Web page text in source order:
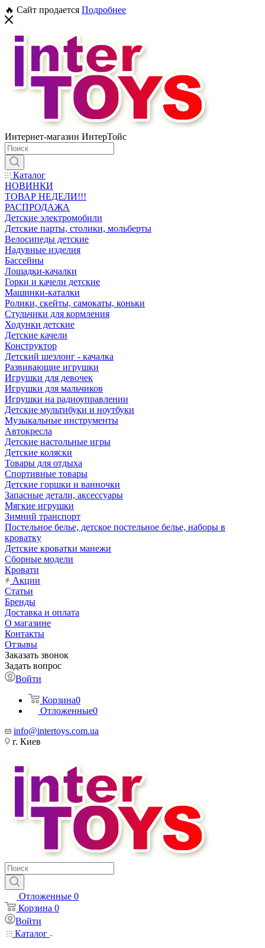
🔥 Сайт продается Подробнее
Интернет-магазин ИнтерТойс
Каталог
НОВИНКИ
ТОВАР НЕДЕЛИ!!!
РАСПРОДАЖА
Детские электромобили
Детские парты, столики, мольберты
Велосипеды детские
Надувные изделия
Бассейны
Лошадки-качалки
Горки и качели детские
Машинки-каталки
Ролики, скейты, самокаты, коньки
Стульчики для кормления
Ходунки детские
Детские качели
Конструктор
Детский шезлонг - качалка
Развивающие игрушки
Игрушки для девочек
Игрушки для мальчиков
Игрушки на радиоуправлении
Детские мультибуки и ноутбуки
Музыкальные инструменты
Автокресла
Детские настольные игры
Детские коляски
Товары для отдыха
Спортивные товары
Детские горшки и ванночки
Запасные детали, аксессуары
Мягкие игрушки
Зимний транспорт
Постельное белье, детское постельное белье, наборы в
кроватку
Детские кроватки манежи
Сборные модели
Кровати
Акции
Статьи
Бренды
Доставка и оплата
О магазине
Контакты
Отзывы
Заказать звонок
Задать вопрос
Войти
Корзина0
Отложенные0
info@intertoys.com.ua
г. Киев
Отложенные 0
Корзина 0
Войти
Каталог